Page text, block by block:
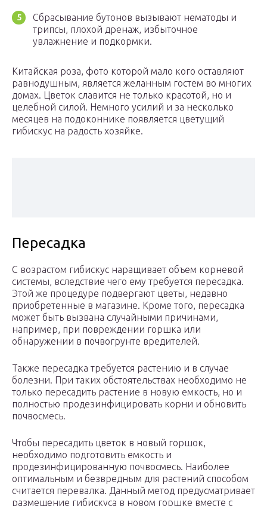
Сбрасывание бутонов вызывают нематоды и
трипсы, плохой дренаж, избыточное
увлажнение и подкормки.
Китайская роза, фото которой мало кого оставляют
равнодушным, является желанным гостем во многих
домах. Цветок славится не только красотой, но и
целебной силой. Немного усилий и за несколько
месяцев на подоконнике появляется цветущий
гибискус на радость хозяйке.
Пересадка
С возрастом гибискус наращивает объем корневой
системы, вследствие чего ему требуется пересадка.
Этой же процедуре подвергают цветы, недавно
приобретенные в магазине. Кроме того, пересадка
может быть вызвана случайными причинами,
например, при повреждении горшка или
обнаружении в почвогрунте вредителей.
Также пересадка требуется растению и в случае
болезни. При таких обстоятельствах необходимо не
только пересадить растение в новую емкость, но и
полностью продезинфицировать корни и обновить
почвосмесь.
Чтобы пересадить цветок в новый горшок,
необходимо подготовить емкость и
продезинфицированную почвосмесь. Наиболее
оптимальным и безвредным для растений способом
считается перевалка. Данный метод предусматривает
размещение гибискуса в новом горшке вместе с